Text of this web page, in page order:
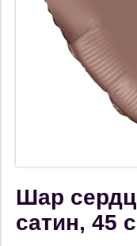
Шар
сатин, 45